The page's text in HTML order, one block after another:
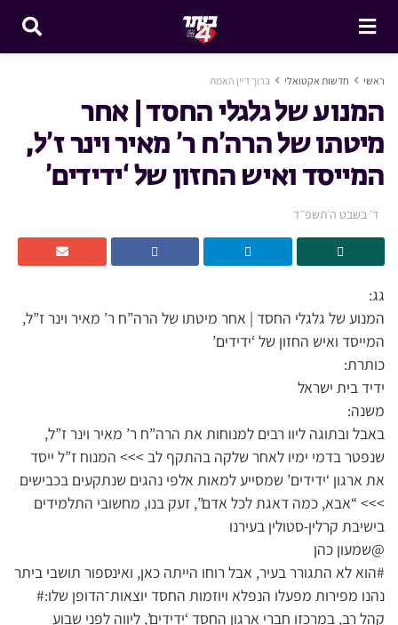
ראשי חדשות אקטואלי ברוך דיין האמת
המנוע של גלגלי החסד | אחר
מיטתו של הרה’ח ר’ מאיר וינר ז’ל,
המייסד ואיש החזון של ‘ידידים’
ד׳ בשבט ה׳תשפ״ד
גג:
המנוע של גלגלי החסד | אחר מיטתו של הרה”ח ר’ מאיר וינר ז”ל,
המייסד ואיש החזון של ‘ידידים’
כותרת:
ידיד בית ישראל
משנה:
באבל ובתוגה ליוו רבים למנוחות את הרה”ח ר’ מאיר וינר ז”ל,
שנפטר בדמי ימיו לאחר שלקה בהתקף לב >>> המנוח ז”ל ייסד
את ארגון ‘ידידים’ שמסייע למאות אלפי נהגים שנתקעים בכבישים
>>> “אבא, כמה דאגת לכל אדם”, זעק בנו, מחשובי התלמידים
בישיבת קרלין-סטולין בעירנו
@שמעון כהן
#הוא לא התגורר בעיר, אבל רוחו הייתה כאן, ואינספור תושבי ביתר
נהנו מפירות מפעלו הנפלא ויוזמות החסד יוצאות־הדופן שלו:#
קהל רב, במרכזו חברי ארגון החסד ‘ידידים’, ליווה לפני שבוע